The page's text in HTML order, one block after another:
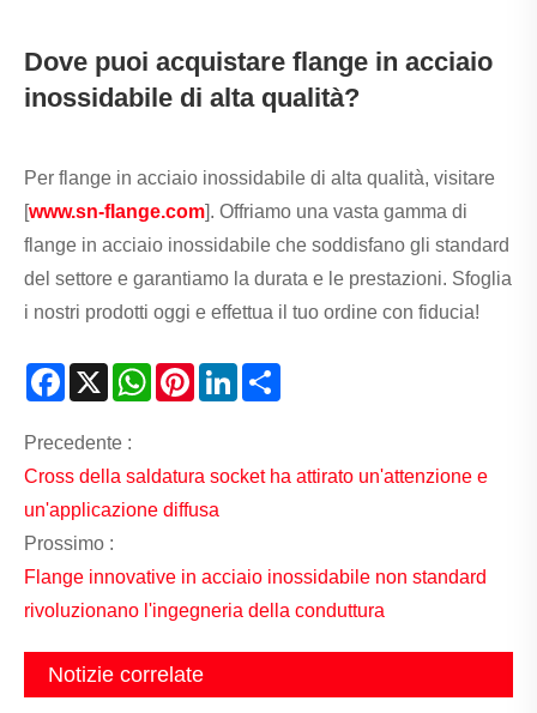
Dove puoi acquistare flange in acciaio
inossidabile di alta qualità?
Per flange in acciaio inossidabile di alta qualità, visitare
[www.sn-flange.com]. Offriamo una vasta gamma di
flange in acciaio inossidabile che soddisfano gli standard
del settore e garantiamo la durata e le prestazioni. Sfoglia
i nostri prodotti oggi e effettua il tuo ordine con fiducia!
Facebook
X WhatsAppPinterestLinkedIn
Precedente :
Cross della saldatura socket ha attirato un'attenzione e
un'applicazione diffusa
Prossimo :
Flange innovative in acciaio inossidabile non standard
rivoluzionano l'ingegneria della conduttura
Notizie correlate